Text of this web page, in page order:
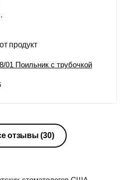
лучшая.
продукт
01 Поильник с трубочкой
отзывы(30)